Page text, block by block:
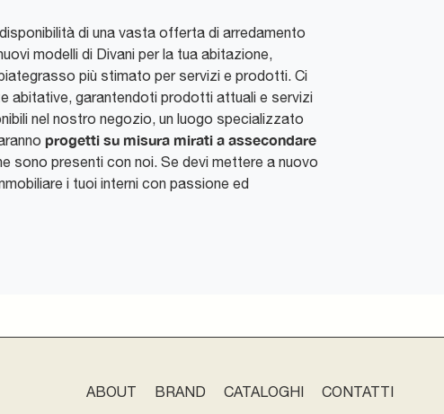
di una vasta offerta di arredamento
modelli di Divani per la tua abitazione,
più stimato per servizi e prodotti. Ci
abitative, garantendoti prodotti attuali e servizi
nel nostro negozio, un luogo specializzato
progetti su misura mirati a assecondare
sono presenti con noi. Se devi mettere a nuovo
i tuoi interni con passione ed
ABOUT BRAND CATALOGHI CONTATTI